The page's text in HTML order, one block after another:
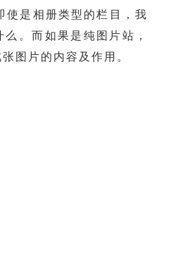
是相册类型的栏目，我
。而如果是纯图片站，
图片的内容及作用。